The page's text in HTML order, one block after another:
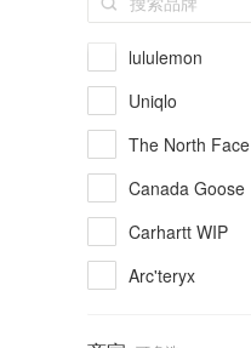
lululemon
Uniqlo
The North Face
Canada Goose
Carhartt WIP
Arc'teryx